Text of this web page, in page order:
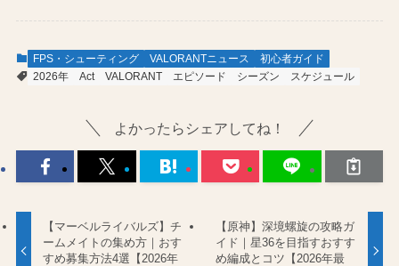
FPS・シューティング VALORANTニュース
初心者ガイド
2026年
Act VALORANT エピソード シーズン スケジュール
よかったらシェアしてね！
【マーベルライバルズ】チ
ームメイトの集め方｜おす
すめ募集方法4選【2026年
【原神】深境螺旋の攻略ガ
イド｜星36を目指すおすす
め編成とコツ【2026年最